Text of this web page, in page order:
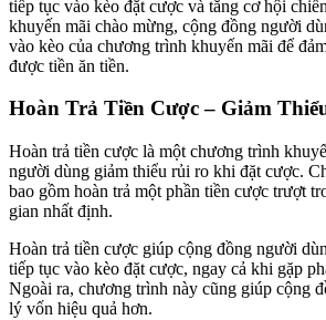
tiếp tục vào kèo đặt cược và tăng cơ hội
khuyến mãi chào mừng, cộng đồng người
vào kèo của chương trình khuyến mãi để
được tiền ăn tiền.
Hoàn Trả Tiền Cược – Giảm
Hoàn trả tiền cược là một chương trình
người dùng giảm thiểu rủi ro khi đặt cược.
bao gồm hoàn trả một phần tiền cược trượt
gian nhất định.
Hoàn trả tiền cược giúp cộng đồng người
tiếp tục vào kèo đặt cược, ngay cả khi gặp
Ngoài ra, chương trình này cũng giúp cộng
lý vốn hiệu quả hơn.